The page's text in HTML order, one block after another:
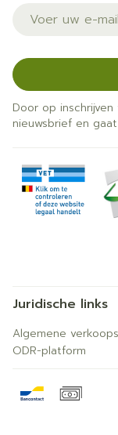
E-mail adres
Door op
nieuwsbrief en
Juridische links
Algemene
ODR-platform